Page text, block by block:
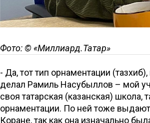
Фото: © «Миллиард.Татар»
- Да, тот тип орнаментации
делал Рамиль Насубыллов – мой
своя татарская (казанская) школа,
орнаментации. По ней тоже
Коране, так как она изначально